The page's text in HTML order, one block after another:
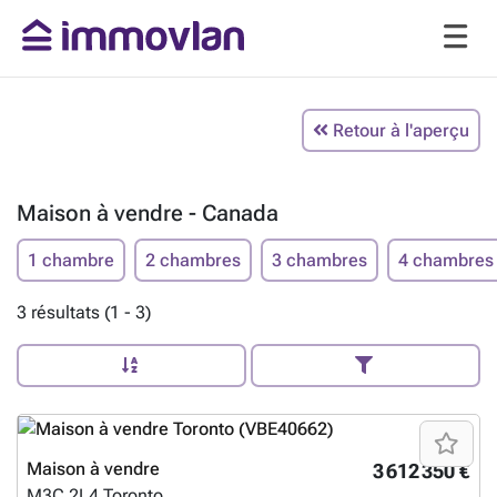
Retour à l'aperçu
Maison à vendre - Canada
1 chambre 2 chambres 3 chambres 4 chambres
3 résultats (1 - 3)
3 612 350 €
Maison à vendre